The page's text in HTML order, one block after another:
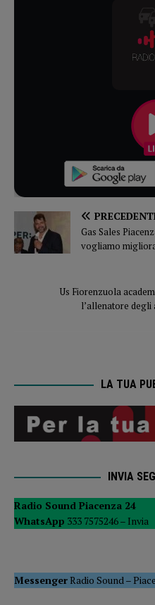
Gas Sales
vogliamo
Us Fiorenzuola
l’allenatore degli
LA TUA
INVIA
Radio Sound Piacenza 24
WhatsApp 333 7575246 – Invia
MessengerRadio Sound –